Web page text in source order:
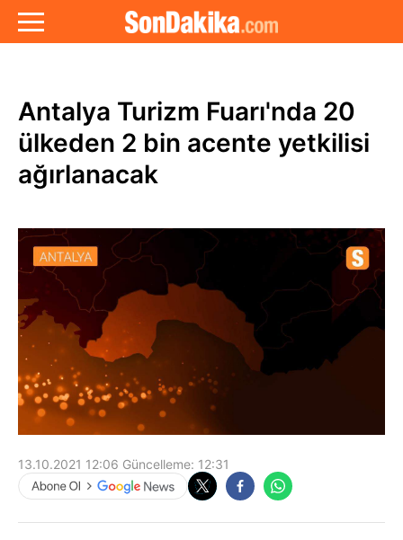
Antalya Turizm Fuarı'nda 20
ülkeden 2 bin acente yetkilisi
ağırlanacak
13.10.2021 12:06 Güncelleme: 12:31